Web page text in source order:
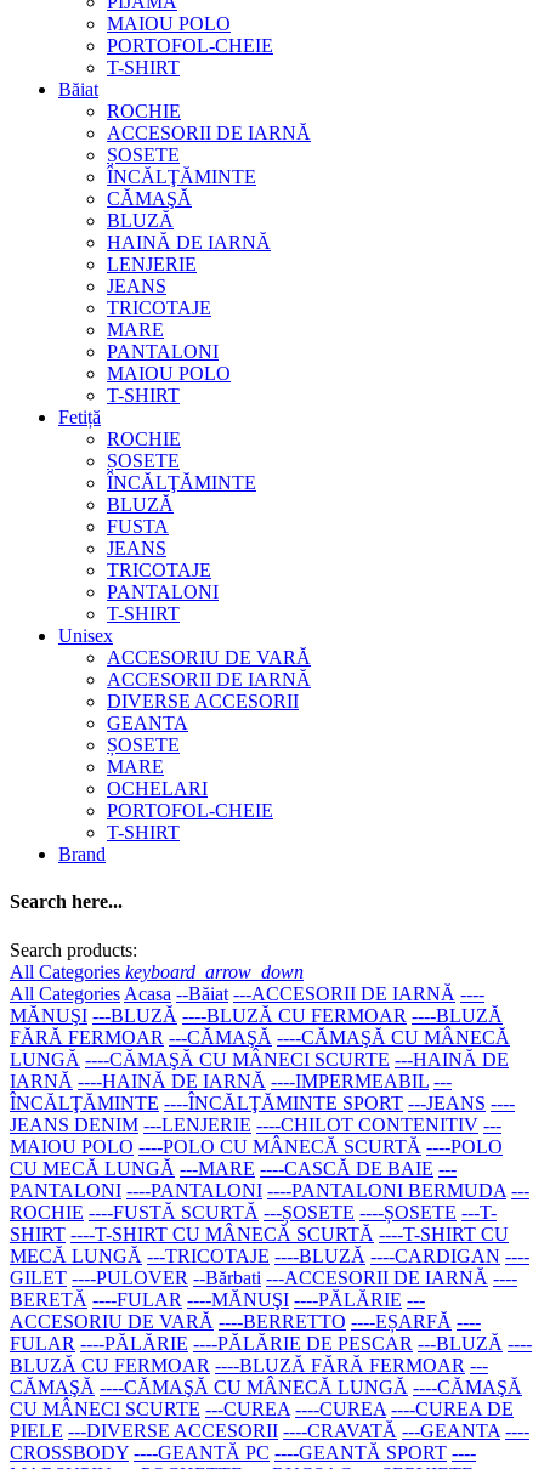
MAIOU POLO
PORTOFOL-CHEIE
T-SHIRT
Băiat
ROCHIE
ACCESORII DE IARNĂ
ȘOSETE
ÎNCĂLŢĂMINTE
CĂMAŞĂ
BLUZĂ
HAINĂ DE IARNĂ
LENJERIE
JEANS
TRICOTAJE
MARE
PANTALONI
MAIOU POLO
T-SHIRT
Fetiță
ROCHIE
ȘOSETE
ÎNCĂLŢĂMINTE
BLUZĂ
FUSTA
JEANS
TRICOTAJE
PANTALONI
T-SHIRT
Unisex
ACCESORIU DE VARĂ
ACCESORII DE IARNĂ
DIVERSE ACCESORII
GEANTA
ȘOSETE
MARE
OCHELARI
PORTOFOL-CHEIE
T-SHIRT
Brand
Search here...
Search products:
All Categories keyboard_arrow_down
All Categories Acasa --Băiat ---ACCESORII DE IARNĂ ----
MĂNUŞI ---BLUZĂ ----BLUZĂ CU FERMOAR ----BLUZĂ
FĂRĂ FERMOAR ---CĂMAŞĂ ----CĂMAŞĂ CU MÂNECĂ
LUNGĂ ----CĂMAŞĂ CU MÂNECI SCURTE ---HAINĂ DE
IARNĂ ----HAINĂ DE IARNĂ ----IMPERMEABIL ---
ÎNCĂLŢĂMINTE ----ÎNCĂLŢĂMINTE SPORT ---JEANS ----
JEANS DENIM ---LENJERIE ----CHILOT CONTENITIV ---
MAIOU POLO ----POLO CU MÂNECĂ SCURTĂ ----POLO
CU MECĂ LUNGĂ ---MARE ----CASCĂ DE BAIE ---
PANTALONI ----PANTALONI ----PANTALONI BERMUDA ---
ROCHIE ----FUSTĂ SCURTĂ ---ȘOSETE ----ȘOSETE ---T-
SHIRT ----T-SHIRT CU MÂNECĂ SCURTĂ ----T-SHIRT CU
MECĂ LUNGĂ ---TRICOTAJE ----BLUZĂ ----CARDIGAN ----
GILET ----PULOVER --Bărbati ---ACCESORII DE IARNĂ ----
BERETĂ ----FULAR ----MĂNUŞI ----PĂLĂRIE ---
ACCESORIU DE VARĂ ----BERRETTO ----EȘARFĂ ----
FULAR ----PĂLĂRIE ----PĂLĂRIE DE PESCAR ---BLUZĂ ----
BLUZĂ CU FERMOAR ----BLUZĂ FĂRĂ FERMOAR ---
CĂMAŞĂ ----CĂMAŞĂ CU MÂNECĂ LUNGĂ ----CĂMAŞĂ
CU MÂNECI SCURTE ---CUREA ----CUREA ----CUREA DE
PIELE ---DIVERSE ACCESORII ----CRAVATĂ ---GEANTA ----
CROSSBODY ----GEANTĂ PC ----GEANTĂ SPORT ----